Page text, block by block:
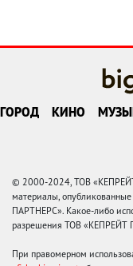
ГОРОД КИНО
© 2000-2024, ТОВ
материалы,
ПАРТНЕРС». Какое-либо
разрешения ТОВ «КЕПРЕЙТ
При правомерном